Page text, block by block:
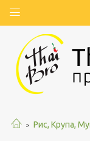
Рис, Крупа,